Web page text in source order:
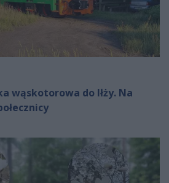
wąskotorowa do Iłży. Na